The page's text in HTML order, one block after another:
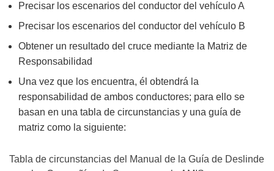
Precisar los escenarios del conductor del vehículo A
Precisar los escenarios del conductor del vehículo B
Obtener un resultado del cruce mediante la Matriz de
Responsabilidad
Una vez que los encuentra, él obtendrá la
responsabilidad de ambos conductores; para ello se
basan en una tabla de circunstancias y una guía de
matriz como la siguiente:
Tabla de circunstancias del Manual de la Guía de Deslinde